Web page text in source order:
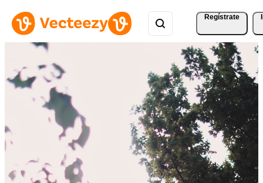
Regístrate